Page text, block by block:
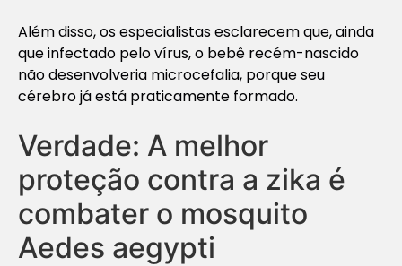
Além disso, os especialistas esclarecem que, ainda
que infectado pelo vírus, o bebê recém-nascido
não desenvolveria microcefalia, porque seu
cérebro já está praticamente formado.
Verdade: A melhor
proteção contra a zika é
combater o mosquito
Aedes aegypti